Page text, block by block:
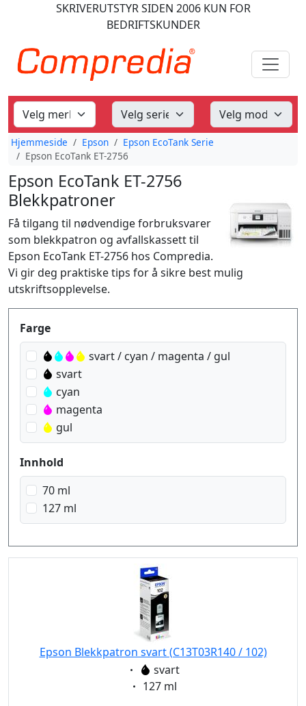
SKRIVERUTSTYRSIDEN 2006KUN FOR
BEDRIFTSKUNDER
Hjemmeside Epson
Epson EcoTank Serie
Epson EcoTank ET-2756
Epson EcoTank ET-2756
Blekkpatroner
Få tilgang til nødvendige forbruksvarer
som blekkpatron og avfallskassett til
Epson EcoTank ET-2756 hos Compredia.
Vi gir deg praktiske tips for å sikre best mulig
utskriftsopplevelse.
Produktfilter
Farge
svart / cyan / magenta / gul
svart
cyan
magenta
gul
Innhold
70 ml
127 ml
Epson Blekkpatron svart (C13T03R140 / 102)
Eigenschaft:
svart
Eigenschaft:
127 ml